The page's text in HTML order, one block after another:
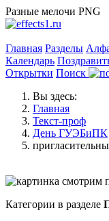
Разные мелочи PNG
Главная Разделы
Календарь
Открытки Поиск
Вы здесь:
Главная
Текст-проф
День ГУЭБиПК
Категории в разделе